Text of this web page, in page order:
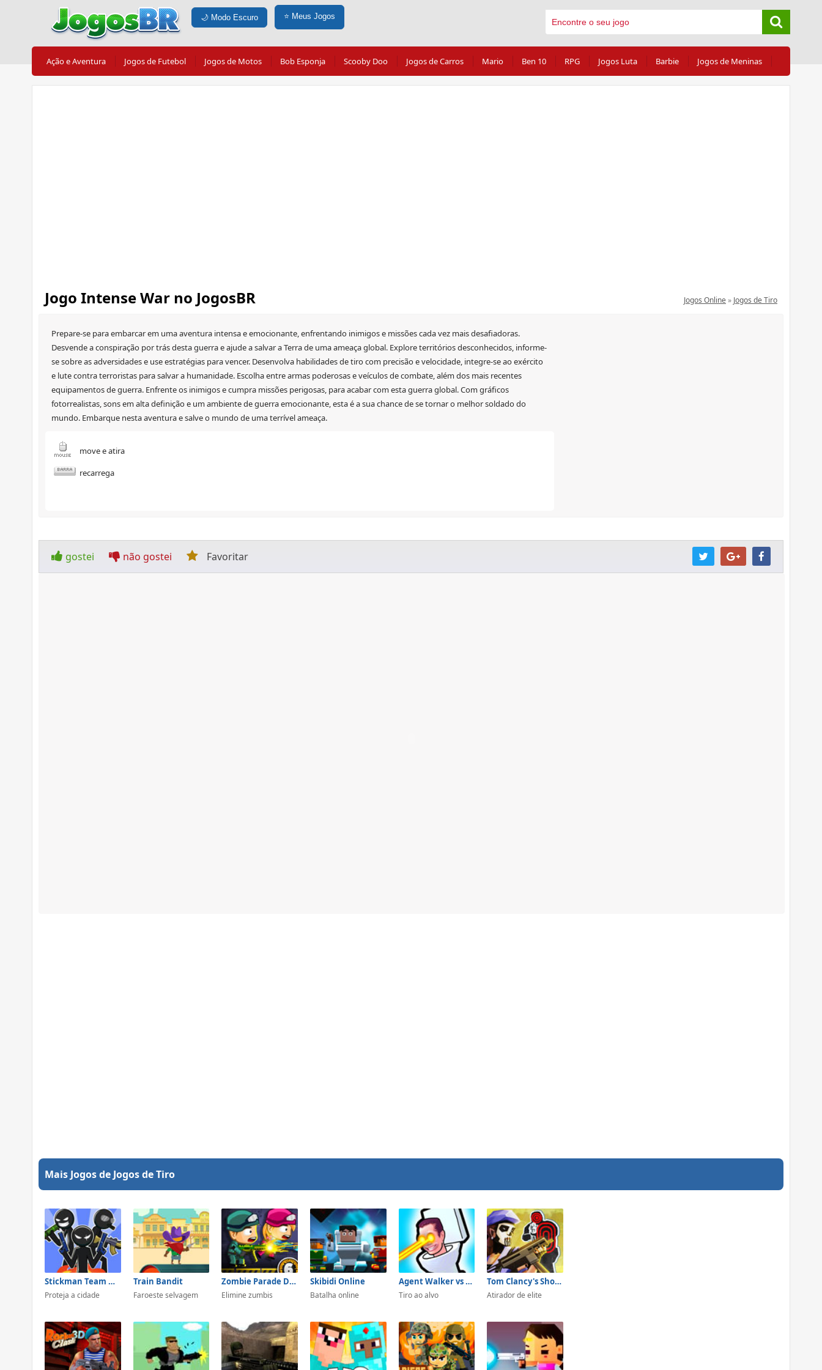
🌙 Modo Escuro ⭐ Meus Jogos
Ação e Aventura Jogos de Futebol Jogos de Motos Bob Esponja Scooby Doo Jogos de Carros Mario Ben 10 RPG Jogos Luta Barbie Jogos de Meninas
Jogo Intense War no JogosBR Jogos Online» Jogos de Tiro
Prepare-se para embarcar em uma aventura intensa e emocionante, enfrentando inimigos e missões cada vez mais desafiadoras.
Desvende a conspiração por trás desta guerra e ajude a salvar a Terra de uma ameaça global. Explore territórios desconhecidos, informe-
se sobre as adversidades e use estratégias para vencer. Desenvolva habilidades de tiro com precisão e velocidade, integre-se ao exército
e lute contra terroristas para salvar a humanidade. Escolha entre armas poderosas e veículos de combate, além dos mais recentes
equipamentos de guerra. Enfrente os inimigos e cumpra missões perigosas, para acabar com esta guerra global. Com gráficos
fotorrealistas, sons em alta definição e um ambiente de guerra emocionante, esta é a sua chance de se tornar o melhor soldado do
mundo. Embarque nesta aventura e salve o mundo de uma terrível ameaça.
move e atira
recarrega
gostei não gostei Favoritar
Mais Jogos de Jogos de Tiro
Stickman Team Detroit
Proteja a cidade
Train Bandit
Faroeste selvagem
Zombie Parade Defense 6
Elimine zumbis
Skibidi Online
Batalha online
Agent Walker vs Skibidi Toilets
Tiro ao alvo
Tom Clancy's Shootout
Atirador de elite